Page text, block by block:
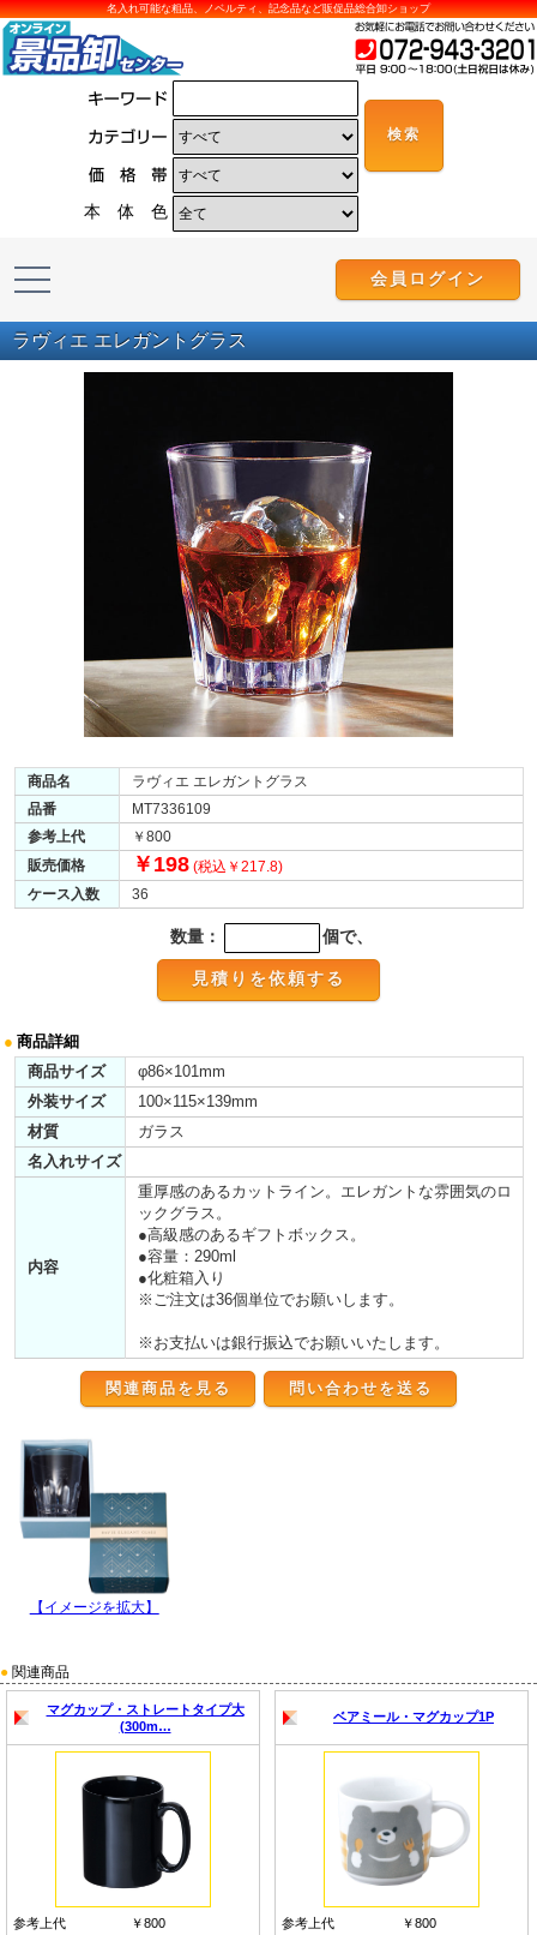
名入れ可能な粗品、ノベルティ、記念品など販促品総合卸ショップ
本 体 色
会員ログイン
ラヴィエ エレガントグラス
商品名
ラヴィエ エレガントグラス
品番
MT7336109
参考上代
￥800
販売価格
￥198 (税込￥217.8)
ケース入数
36
数量： 個で、
● 商品詳細
商品サイズ
φ86×101mm
外装サイズ
100×115×139mm
材質
ガラス
名入れサイズ
内容
重厚感のあるカットライン。エレガントな雰囲気のロ
ックグラス。
●高級感のあるギフトボックス。
●容量：290ml
●化粧箱入り
※ご注文は36個単位でお願いします。
※お支払いは銀行振込でお願いいたします。
関連商品を見る
【イメージを拡大】
● 関連商品
マグカップ・ストレートタイプ大
(300m…
参考上代
￥800
ベアミール・マグカップ1P
参考上代
￥800